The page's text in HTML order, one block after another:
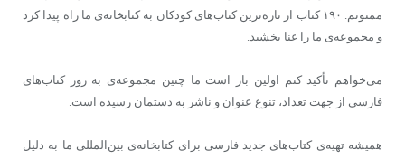
ممنونم. ۱۹۰ کتاب از تازه‌ترین کتاب‌های کودکان به کتابخانه‌ی ما راه پیدا کرد
و مجموعه‌ی ما را غنا بخشید.
می‌خواهم تأکید کنم اولین بار است ما چنین مجموعه‌ی به روز کتاب‌های
فارسی از جهت تعداد، تنوع عنوان و ناشر به دستمان رسیده است.
همیشه تهیه‌ی کتاب‌های جدید فارسی برای کتابخانه‌ی بین‌المللی ما به دلیل